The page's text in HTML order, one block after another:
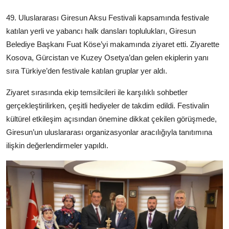
Sivil Toplum Kuruluşları
Kamu Kurumları ve Üst Kurullar
49. Uluslararası Giresun Aksu Festivali kapsamında festivale
katılan yerli ve yabancı halk dansları toplulukları, Giresun
Belediye Başkanı Fuat Köse’yi makamında ziyaret etti. Ziyarette
Kosova, Gürcistan ve Kuzey Osetya’dan gelen ekiplerin yanı
sıra Türkiye’den festivale katılan gruplar yer aldı.
Ziyaret sırasında ekip temsilcileri ile karşılıklı sohbetler
gerçekleştirilirken, çeşitli hediyeler de takdim edildi. Festivalin
kültürel etkileşim açısından önemine dikkat çekilen görüşmede,
Giresun’un uluslararası organizasyonlar aracılığıyla tanıtımına
ilişkin değerlendirmeler yapıldı.